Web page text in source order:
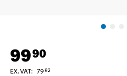
9990
EX. VAT: 7992